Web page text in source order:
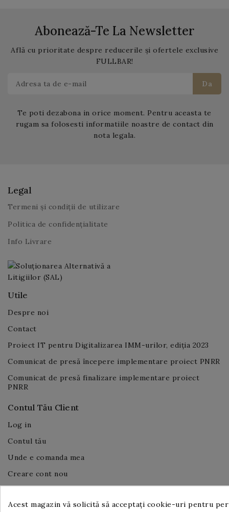
Abonează-Te La Newsletter
Află cu prioritate despre reducerile și ofertele exclusive
FULLBAR!
Te poti dezabona in orice moment. Pentru aceasta te
rugam sa folosesti informatiile noastre de contact din
nota legala.
Legal
Termeni și condiții de utilizare
Politica de confidențialitate
Info Livrare
Utile
Despre noi
Contact
Proiect IT pentru Digitalizarea IMM-urilor, ediția 2023
Comunicat de presă începere implementare proiect PNRR
Comunicat de presă finalizare implementare proiect
PNRR
Contul Tău Client
Log in
Contul tău
Unde e comanda mea
Creare cont nou
Acest magazin vă solicită să acceptați cookie-uri pentru